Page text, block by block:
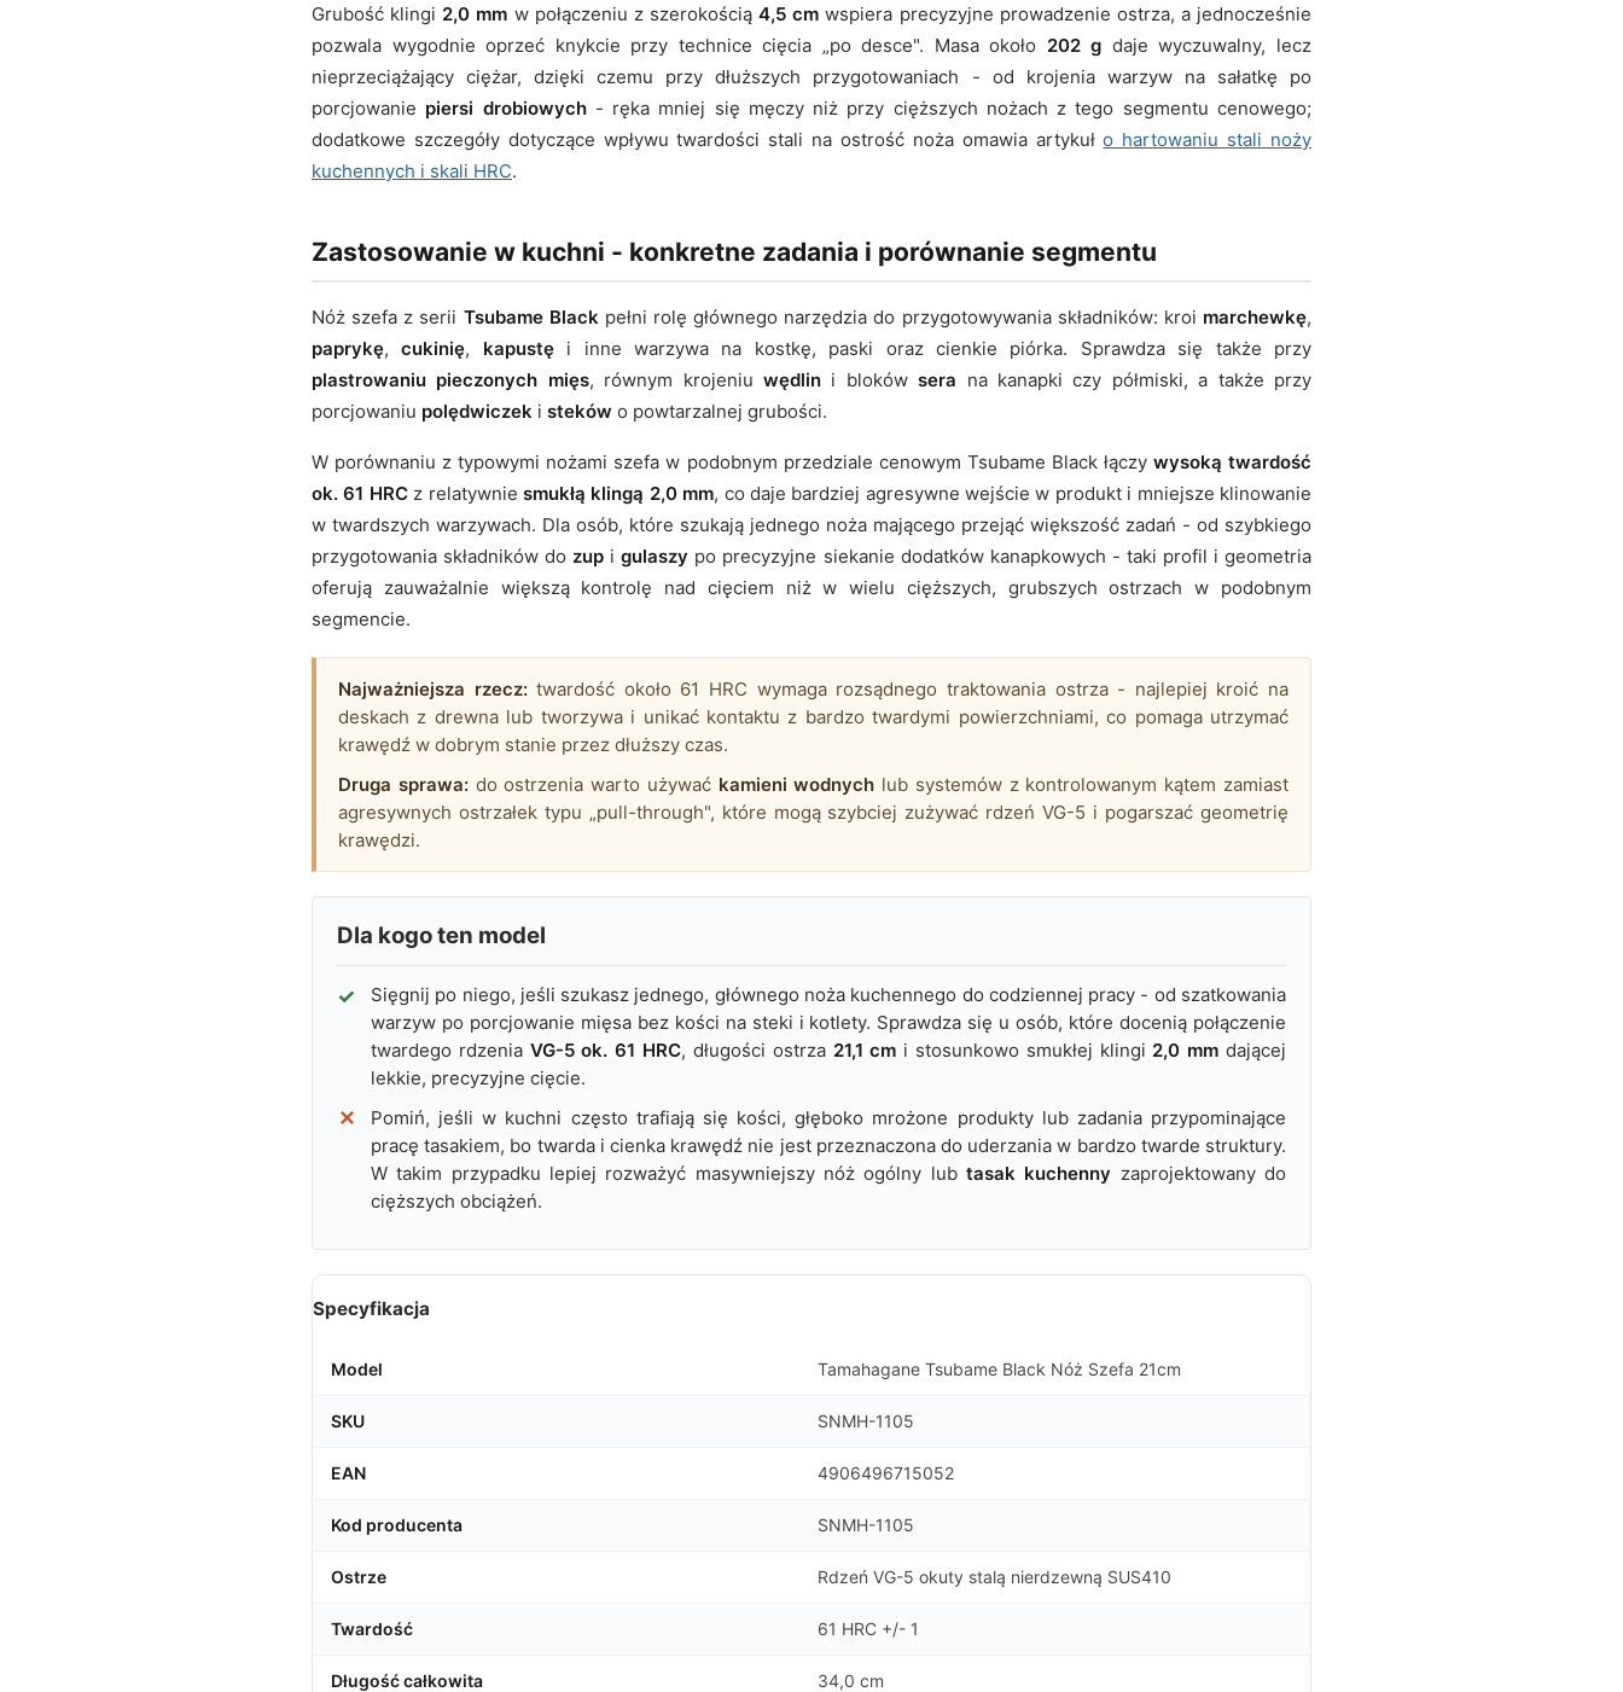
Grubość klingi 2,0 mm w połączeniu z szerokością4,5 cm wspiera precyzyjne prowadzenie ostrza, a jednocześnie
pozwala wygodnie oprzeć knykcie przy technice cięcia „po desce". Masa około 202 g daje wyczuwalny, lecz
nieprzeciążający ciężar, dzięki czemu przy dłuższych przygotowaniach - od krojenia warzyw na sałatkę po
porcjowanie piersi drobiowych- ręka mniej się męczy niż przy cięższych nożach z tego segmentu cenowego;
dodatkowe szczegóły dotyczące wpływu twardości stali na ostrość noża omawia artykuło hartowaniu stali noży
kuchennych i skali HRC.
Zastosowanie w kuchni - konkretne zadania i porównanie segmentu
Nóż szefa z serii Tsubame Black pełni rolę głównego narzędzia do przygotowywania składników: kroi marchewkę,
paprykę,cukinię, kapustęi inne warzywa na kostkę, paski oraz cienkie piórka. Sprawdza się także przy
plastrowaniu pieczonych mięs, równym krojeniuwędlin i blokówsera na kanapki czy półmiski, a także przy
porcjowaniu polędwiczek i steków o powtarzalnej grubości.
W porównaniu z typowymi nożami szefa w podobnym przedziale cenowym Tsubame Black łączy wysoką twardość
ok. 61 HRCz relatywnie smukłą klingą 2,0 mm, co daje bardziej agresywne wejście w produkt i mniejsze klinowanie
w twardszych warzywach. Dla osób, które szukają jednego noża mającego przejąć większość zadań - od szybkiego
przygotowania składników do zup igulaszy po precyzyjne siekanie dodatków kanapkowych - taki profil i geometria
oferują zauważalnie większą kontrolę nad cięciem niż w wielu cięższych, grubszych ostrzach w podobnym
segmencie.
Najważniejsza rzecz:twardość około 61 HRC wymaga rozsądnego traktowania ostrza - najlepiej kroić na
deskach z drewna lub tworzywa i unikać kontaktu z bardzo twardymi powierzchniami, co pomaga utrzymać
krawędź w dobrym stanie przez dłuższy czas.
Druga sprawa:do ostrzenia warto używać kamieni wodnych lub systemów z kontrolowanym kątem zamiast
agresywnych ostrzałek typu „pull-through", które mogą szybciej zużywać rdzeń VG-5 i pogarszać geometrię
krawędzi.
Dla kogo ten model
Sięgnij po niego, jeśli szukasz jednego, głównego noża kuchennego do codziennej pracy - od szatkowania
warzyw po porcjowanie mięsa bez kości na steki i kotlety. Sprawdza się u osób, które docenią połączenie
twardego rdzenia VG-5 ok. 61 HRC, długości ostrza 21,1 cm i stosunkowo smukłej klingi 2,0 mm dającej
lekkie, precyzyjne cięcie.
Pomiń, jeśli w kuchni często trafiają się kości, głęboko mrożone produkty lub zadania przypominające
pracę tasakiem, bo twarda i cienka krawędź nie jest przeznaczona do uderzania w bardzo twarde struktury.
W takim przypadku lepiej rozważyć masywniejszy nóż ogólny lub tasak kuchenny zaprojektowany do
cięższych obciążeń.
Specyfikacja
Model Tamahagane Tsubame Black Nóż Szefa 21cm
SKU SNMH-1105
EAN 4906496715052
Kod producenta SNMH-1105
Ostrze Rdzeń VG-5 okuty stalą nierdzewną SUS410
Twardość 61 HRC +/- 1
Długość całkowita 34,0 cm